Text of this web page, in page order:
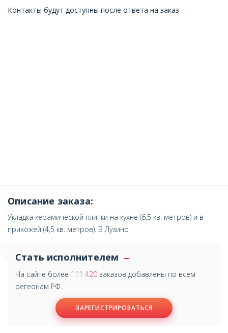
Контакты будут доступны после ответа на заказ
Описание заказа:
Укладка керамической плитки на кухне (6,5 кв. метров) и в
прихожей (4,5 кв. метров). В Лузино
Стать исполнителем
На сайте более 111 420 заказов добавлены по всем
регеонам РФ.
ЗАРЕГИСТРИРОВАТЬСЯ